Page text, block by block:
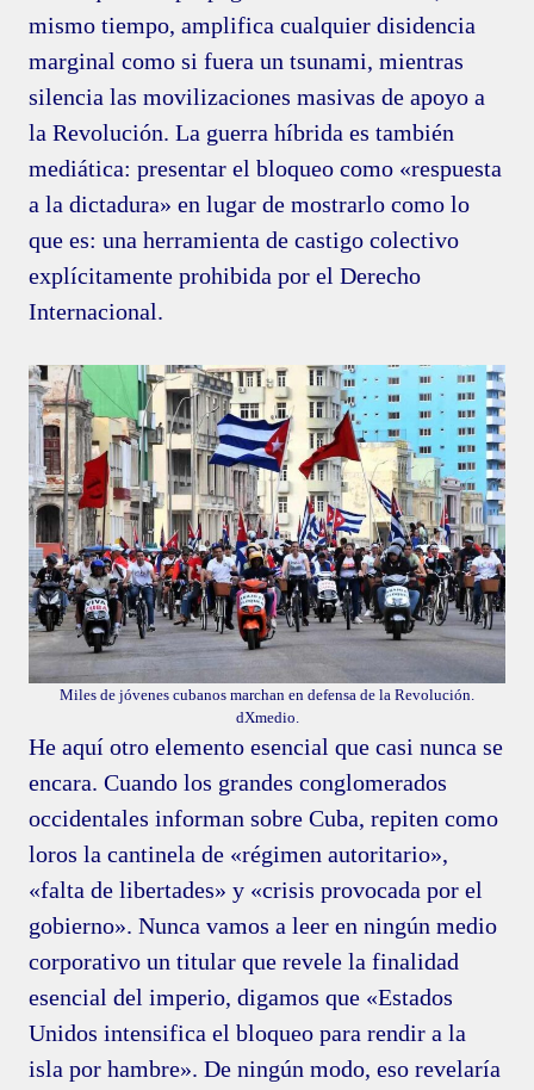
mismo tiempo, amplifica cualquier disidencia
marginal como si fuera un tsunami, mientras
silencia las movilizaciones masivas de apoyo a
la Revolución. La guerra híbrida es también
mediática: presentar el bloqueo como «respuesta
a la dictadura» en lugar de mostrarlo como lo
que es: una herramienta de castigo colectivo
explícitamente prohibida por el Derecho
Internacional.
Miles de jóvenes cubanos marchan en defensa de la Revolución.
dXmedio.
He aquí otro elemento esencial que casi nunca se
encara. Cuando los grandes conglomerados
occidentales informan sobre Cuba, repiten como
loros la cantinela de «régimen autoritario»,
«falta de libertades» y «crisis provocada por el
gobierno». Nunca vamos a leer en ningún medio
corporativo un titular que revele la finalidad
esencial del imperio, digamos que «Estados
Unidos intensifica el bloqueo para rendir a la
isla por hambre». De ningún modo, eso revelaría